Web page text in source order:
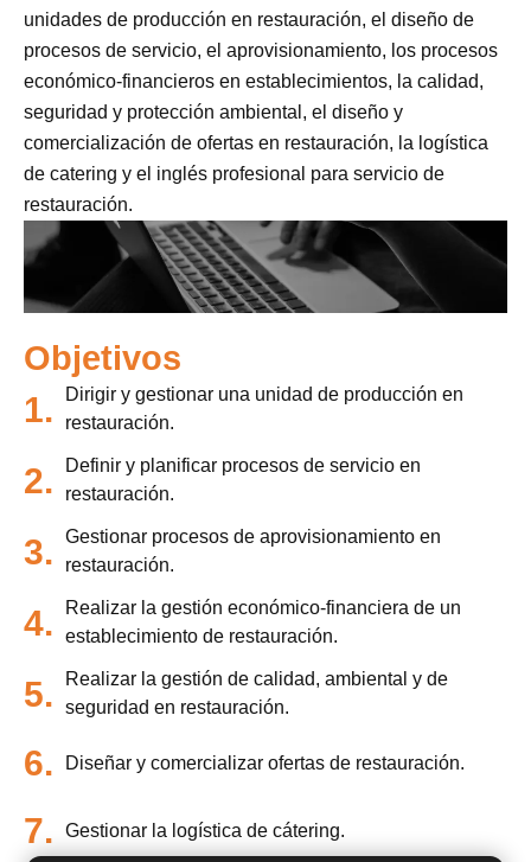
unidades de producción en restauración, el diseño de
procesos de servicio, el aprovisionamiento, los procesos
económico-financieros en establecimientos, la calidad,
seguridad y protección ambiental, el diseño y
comercialización de ofertas en restauración, la logística
de catering y el inglés profesional para servicio de
restauración.
Objetivos
1.
Dirigir y gestionar una unidad de producción en
restauración.
2.
Definir y planificar procesos de servicio en
restauración.
3.
Gestionar procesos de aprovisionamiento en
restauración.
4.
Realizar la gestión económico-financiera de un
establecimiento de restauración.
5.
Realizar la gestión de calidad, ambiental y de
seguridad en restauración.
6. Diseñar y comercializar ofertas de restauración.
7. Gestionar la logística de cátering.